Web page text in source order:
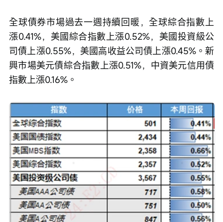
全球債券市場過去一週持續回暖，全球綜合指數上
漲0.41%，美國綜合指數上漲0.52%，美國投資級公
司債上漲0.55%，美國高收益公司債上漲0.45%。新
興市場美元債綜合指數上漲0.51%，中資美元信用債
指數上漲0.16%。